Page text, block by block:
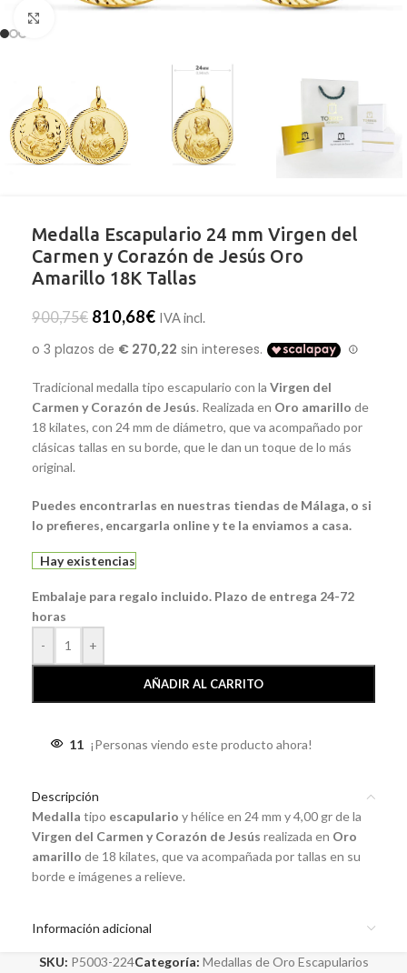
Medalla Escapulario 24 mm Virgen del
Carmen y Corazón de Jesús Oro
Amarillo 18K Tallas
900,75€ 810,68€ IVA incl.
Tradicional medalla tipo escapulario con la Virgen del
Carmen y Corazón de Jesús. Realizada en Oro amarillo de
18 kilates, con 24 mm de diámetro, que va acompañado por
clásicas tallas en su borde, que le dan un toque de lo más
original.
Puedes encontrarlas en nuestras tiendas de Málaga, o si
lo prefieres, encargarla online y te la enviamos a casa.
Hay existencias
Embalaje para regalo incluido. Plazo de entrega 24-72
horas
-
+
AÑADIR AL CARRITO
11 ¡Personas viendo este producto ahora!
Descripción
Medalla tipo escapulario y hélice en 24 mm y 4,00 gr de la
Virgen del Carmen y Corazón de Jesús realizada en Oro
amarillo de 18 kilates, que va acompañada por tallas en su
borde e imágenes a relieve.
Información adicional
SKU: P5003-224Categoría: Medallas de Oro Escapularios